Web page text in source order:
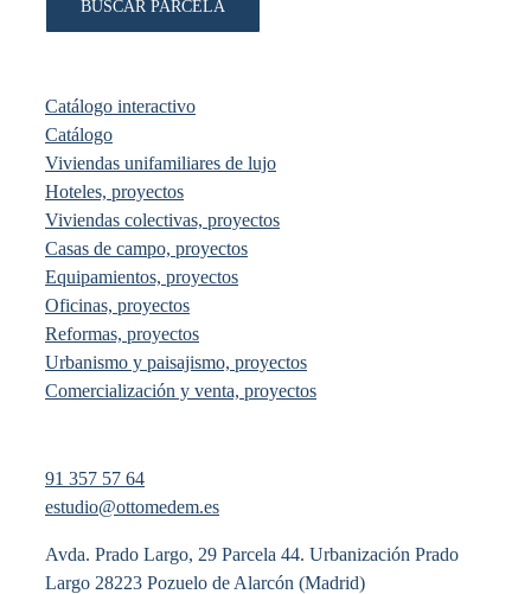
BUSCAR PARCELA
Catálogo interactivo
Catálogo
Viviendas unifamiliares de lujo
Hoteles, proyectos
Viviendas colectivas, proyectos
Casas de campo, proyectos
Equipamientos, proyectos
Oficinas, proyectos
Reformas, proyectos
Urbanismo y paisajismo, proyectos
Comercialización y venta, proyectos
91 357 57 64
estudio@ottomedem.es
Avda. Prado Largo, 29 Parcela 44. Urbanización Prado
Largo 28223 Pozuelo de Alarcón (Madrid)